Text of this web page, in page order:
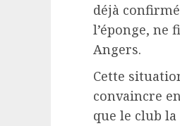
déjà
l’éponge, ne
Angers.
Cette
convaincre
que le club